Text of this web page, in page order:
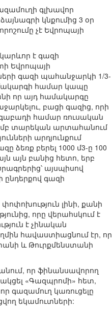
գլխավոր
կնքումից 3 օր
չէ Եվրոպայի
է գազի
Եվրոպայի
գազի պահանջարկի 1/3-
համար կապը
որ այդ համակարգը
բացի գազից, որի
համար ռուսական
տարեկան արտահանում
արդյունքում
ձեռք բերել 1000 մ3-ը 100
այն բանից հետո, երբ
այսպիսով
գազի
լինի, քանի
որը վերահսկում է
է չինական
հավաստիացնում էր, որ
և Թուրքմենստանի
որ ֆինանսավորող
«Գազպրոմի» հետ,
գազամուղ կառուցելը
եկամուտների: